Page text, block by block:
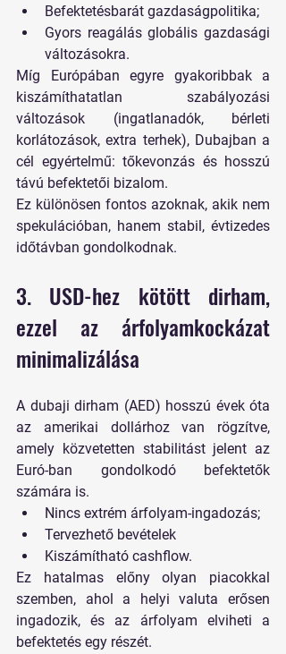
Befektetésbarát gazdaságpolitika;
Gyors reagálás globális gazdasági
változásokra.
Míg Európában egyre gyakoribbak a
kiszámíthatatlan szabályozási
változások (ingatlanadók, bérleti
korlátozások, extra terhek), Dubajban a
cél egyértelmű: tőkevonzás és hosszú
távú befektetői bizalom.
Ez különösen fontos azoknak, akik nem
spekulációban, hanem stabil, évtizedes
időtávban gondolkodnak.
3. USD-hez kötött dirham,
ezzel az árfolyamkockázat
minimalizálása
A dubaji dirham (AED) hosszú évek óta
az amerikai dollárhoz van rögzítve,
amely közvetetten stabilitást jelent az
Euró-ban gondolkodó befektetők
számára is.
Nincs extrém árfolyam-ingadozás;
Tervezhető bevételek
Kiszámítható cashflow.
Ez hatalmas előny olyan piacokkal
szemben, ahol a helyi valuta erősen
ingadozik, és az árfolyam elviheti a
befektetés egy részét.